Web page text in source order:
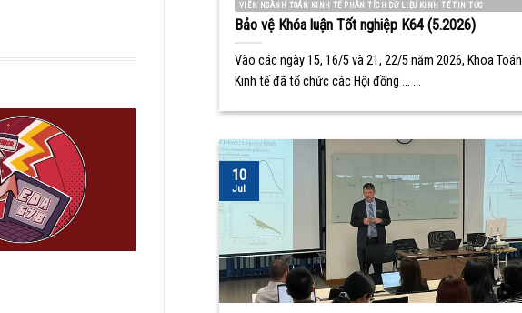
VIÊN NGÀNH TOÁN KINH TẾ PHÂN TÍCH DỮ LIỆU KINH TẾ TIN TỨC
Bảo vệ Khóa luận Tốt nghiệp K64 (5.2026)
Vào các ngày 15, 16/5 và 21, 22/5 năm 2026, Khoa Toán
Kinh tế đã tổ chức các Hội đồng ... ...
10
Jul